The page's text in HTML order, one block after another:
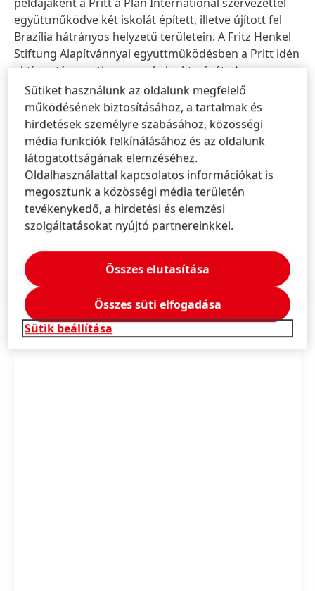
együttműködve két iskolát épített, illetve újított fel
Brazília hátrányos helyzetű területein. A Fritz Henkel
Stiftung Alapítvánnyal együttműködésben a Pritt idén
aktívan támogatja a gyerekek oktatását „A
gyermekekért kézműveskedünk” dolgozói
kezdeményezésével. Ennek az adománygyűjtő
kezdeményezésnek a keretében a Henkel
munkatársai kézműves technikával egy szobrocskát
készítsenek annak kifejezésére, hogy gyermekként
mik szerettek volna lenni. A három legaktívabban
résztvevő ország adományokat kap egy-egy helyi
szervezete számára, általuk megsegítve a gyerekek
fejlődésének és oktatásának támogatását.
Sütiket használunk az oldalunk megfelelő
működésének biztosításához, a tartalmak és
hirdetések személyre szabásához, közösségi
média funkciók felkínálásához és az oldalunk
látogatottságának elemzéséhez.
Oldalhasználattal kapcsolatos információkat is
megosztunk a közösségi média területén
tevékenykedő, a hirdetési és elemzési
szolgáltatásokat nyújtó partnereinkkel.
Sütik beállítása
Összes elutasítása
Összes süti elfogadása